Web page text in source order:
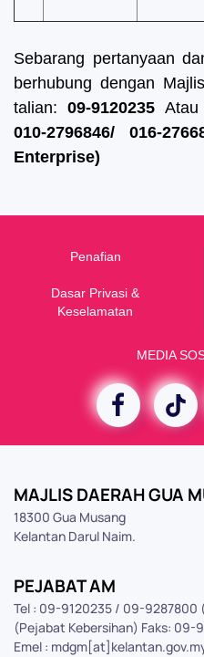
Sebarang pertanyaan
berhubung dengan
talian:09-9120235
010-2796846/ 016-
Enterprise)
Penafian
Dasar Privasi &
Keselamatan
MEDIA
MAJLIS DAERAH GUA
18300 Gua Musang
Kelantan Darul Naim.
PEJABAT AM
Tel : 09-9120235 / 09-9287800
(Pejabat Kebersihan) Faks: 09-
Emel :